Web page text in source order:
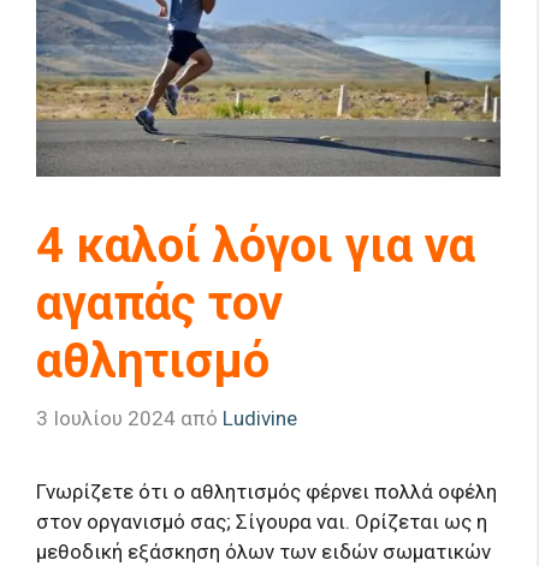
4 καλοί λόγοι για να
αγαπάς τον
αθλητισμό
3 Ιουλίου 2024 από Ludivine
Γνωρίζετε ότι ο αθλητισμός φέρνει πολλά οφέλη
στον οργανισμό σας; Σίγουρα ναι. Ορίζεται ως η
μεθοδική εξάσκηση όλων των ειδών σωματικών